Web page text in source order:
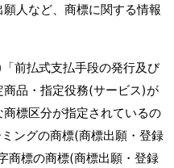
人など、商標に関する情報
前払式支払手段の発行及び
品・指定役務(サービス)が
標区分が指定されているの
ングの商標(商標出願・登録
商標の商標(商標出願・登録